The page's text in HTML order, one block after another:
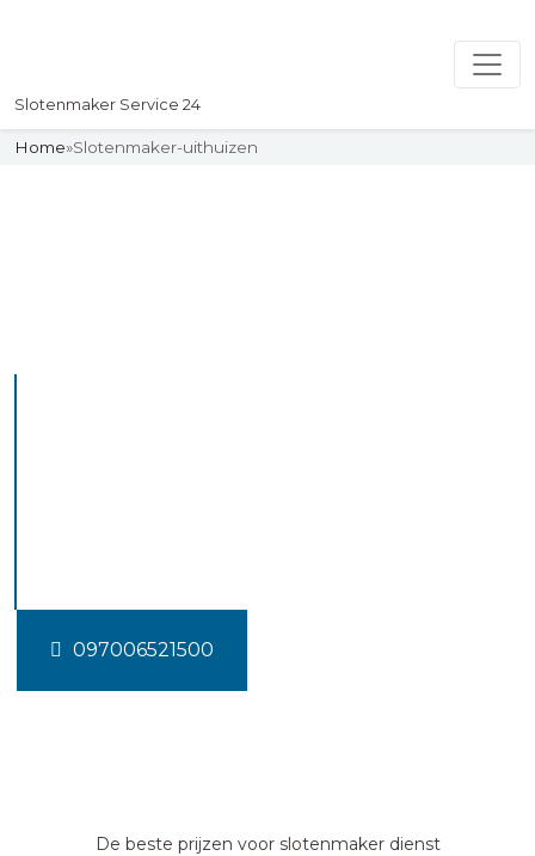
Slotenmaker Service 24
Home»Slotenmaker-uithuizen
097006521500
De beste prijzen voor slotenmaker dienst